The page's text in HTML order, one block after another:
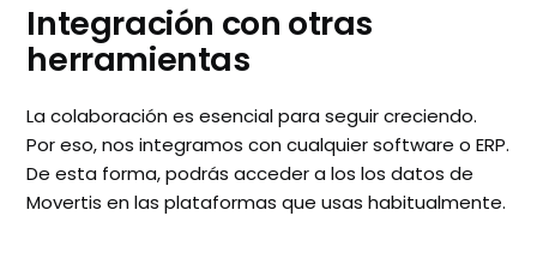
Integración con otras
herramientas
La colaboración es esencial para seguir creciendo.
Por eso, nos integramos con cualquier software o ERP.
De esta forma, podrás acceder a los los datos de
Movertis en las plataformas que usas habitualmente.